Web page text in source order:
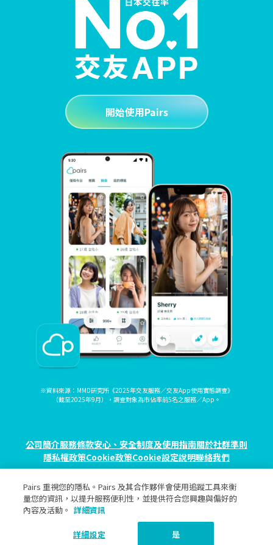
開始使用Pairs
※資料來源：MMD研究所《2025年交友服務／交友App使用實態調查》
（截至2025年9月），調查對象為市佔率前5名之服務／App。
公司簡介服務條款安心、安全制度及使用指南關於社群準則
隱私權政策Cookie政策Cookie設定說明聯絡我們
© eureka, Inc. All rights reserved.
Pairs 重視您的隱私。Pairs 及其合作夥伴會使用追蹤工具來衡
量您的資訊，以提升服務便利性，並提供符合您興趣與偏好的
內容及活動。 詳細資訊
詳細設定 是